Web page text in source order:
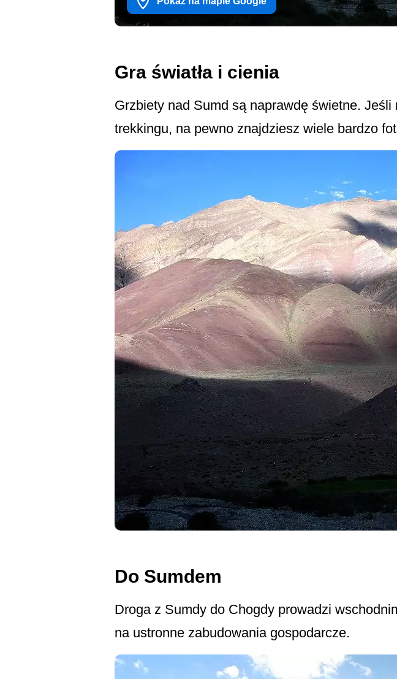
Gra światła i cienia
Grzbiety nad Sumd są naprawdę świetne.
trekkingu, na pewno znajdziesz wiele bardzo
Do Sumdem
Droga z Sumdy do Chogdy prowadzi
na ustronne zabudowania gospodarcze.